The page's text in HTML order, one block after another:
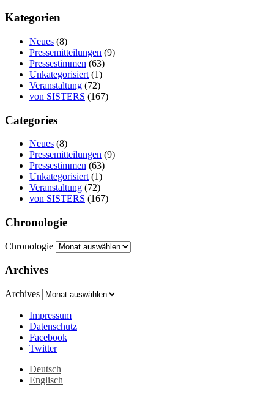
Kategorien
Neues (8)
Pressemitteilungen (9)
Pressestimmen (63)
Unkategorisiert (1)
Veranstaltung (72)
von SISTERS (167)
Categories
Neues (8)
Pressemitteilungen (9)
Pressestimmen (63)
Unkategorisiert (1)
Veranstaltung (72)
von SISTERS (167)
Chronologie
Chronologie
Archives
Archives
Impressum
Datenschutz
Facebook
Twitter
Deutsch
Englisch